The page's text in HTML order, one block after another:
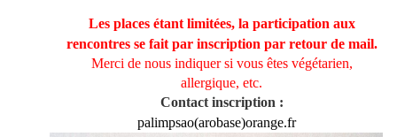
Les places étant limitées, la participation aux
rencontres se fait par inscription par retour de mail.
Merci de nous indiquer si vous êtes végétarien,
allergique, etc.
Contact inscription :
palimpsao(arobase)orange.fr